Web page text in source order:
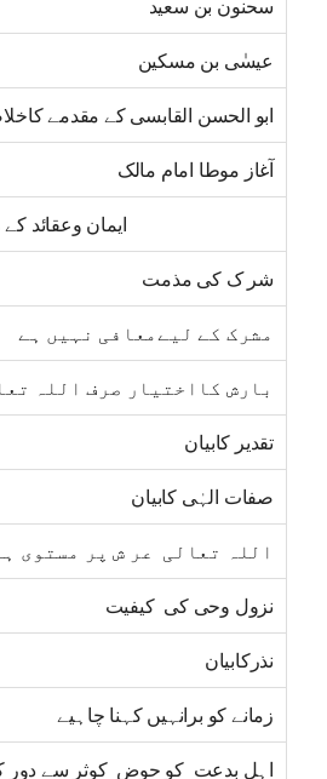
سحنون بن سعید
عیسٰی بن مسکین
ابو الحسن القابسی کے مقدمے
آغاز موطا امام مالک
ایمان وعقائد
شر ک کی مذمت
مشرک کے لیےمعافی نہیں ہے
بارش کااختیار صرف اللہ
تقدیر کابیان
صفات الہٰی کابیان
اللہ تعالی عر ش پر مستوی
نزول وحی کی کیفیت
نذرکابیان
زمانے کو برانہیں کہنا چاہیے
اہل بدعت کو حوض کوثر سے دور